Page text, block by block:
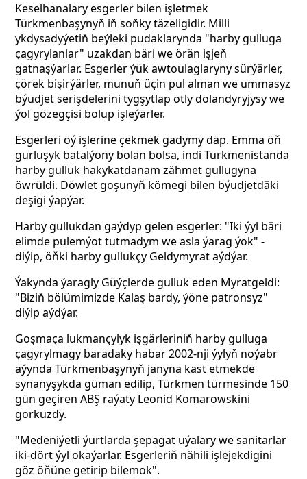
Keselhanalary esgerler bilen işletmek
Türkmenbaşynyň iň soňky täzeligidir. Milli
ykdysadyýetiň beýleki pudaklarynda "harby gulluga
çagyrylanlar" uzakdan bäri we örän işjeň
gatnaşýarlar. Esgerler ýük awtoulaglaryny sürýärler,
çörek bişirýärler, munuň üçin pul alman we ummasyz
býudjet serişdelerini tygşytlap otly dolandyryjysy we
ýol gözegçisi bolup işleýärler.
Esgerleri öý işlerine çekmek gadymy däp. Emma öň
gurluşyk batalýony bolan bolsa, indi Türkmenistanda
harby gulluk hakykatdanam zähmet gullugyna
öwrüldi. Döwlet goşunyň kömegi bilen býudjetdäki
deşigi ýapýar.
Harby gullukdan gaýdyp gelen esgerler: "Iki ýyl bäri
elimde pulemýot tutmadym we asla ýarag ýok" -
diýip, öňki harby gullukçy Geldymyrat aýdýar.
Ýakynda ýaragly Güýçlerde gulluk eden Myratgeldi:
"Biziň bölümimizde Kalaş bardy, ýöne patronsyz"
diýip aýdýar.
Goşmaça lukmançylyk işgärleriniň harby gulluga
çagyrylmagy baradaky habar 2002-nji ýylyň noýabr
aýynda Türkmenbaşynyň janyna kast etmekde
synanyşykda güman edilip, Türkmen türmesinde 150
gün geçiren ABŞ raýaty Leonid Komarowskini
gorkuzdy.
"Medeniýetli ýurtlarda şepagat uýalary we sanitarlar
iki-dört ýyl okaýarlar. Esgerleriň nähili işlejekdigini
göz öňüne getirip bilemok".